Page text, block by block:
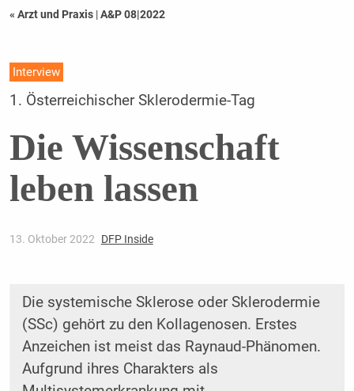
« Arzt und Praxis |A&P 08|2022
Interview
1. Österreichischer Sklerodermie-Tag
Die Wissenschaft
leben lassen
13. Oktober 2022 DFP Inside
Die systemische Sklerose oder Sklerodermie
(SSc) gehört zu den Kollagenosen. Erstes
Anzeichen ist meist das Raynaud-Phänomen.
Aufgrund ihres Charakters als